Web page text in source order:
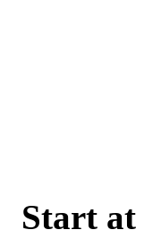
Start at